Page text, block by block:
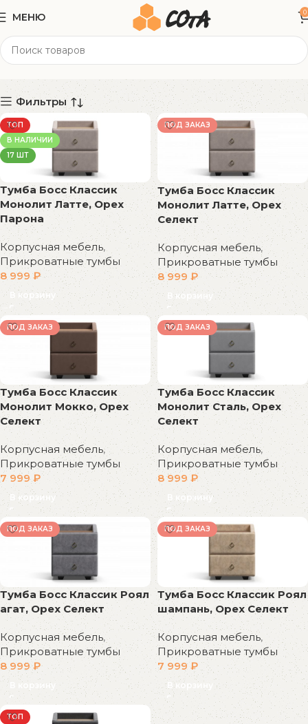
МЕНЮ 0
44x43x54 см
Фильтры
ТОП
В НАЛИЧИИ
17 ШТ
Тумба Босс Классик
Монолит Латте, Орех
Парона
Корпусная мебель,
Прикроватные тумбы
8 999₽
В корзину
ПОД ЗАКАЗ
Тумба Босс Классик
Монолит Латте, Орех
Селект
Корпусная мебель,
Прикроватные тумбы
8 999 ₽
В корзину
ПОД ЗАКАЗ
Тумба Босс Классик
Монолит Мокко, Орех
Селект
Корпусная мебель,
Прикроватные тумбы
7 999₽
В корзину
ПОД ЗАКАЗ
Тумба Босс Классик
Монолит Сталь, Орех
Селект
Корпусная мебель,
Прикроватные тумбы
8 999 ₽
В корзину
ПОД ЗАКАЗ
Тумба Босс Классик Роял
агат, Орех Селект
Корпусная мебель,
Прикроватные тумбы
8 999₽
В корзину
ПОД ЗАКАЗ
Тумба Босс Классик Роял
шампань, Орех Селект
Корпусная мебель,
Прикроватные тумбы
7 999 ₽
В корзину
ТОП